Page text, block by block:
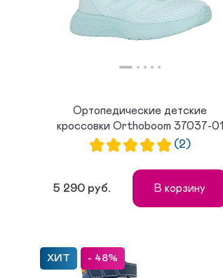
Ортопедические детские
кроссовки Orthoboom 37037-01
тиффан...
(2)
5 290 руб. В корзину
ХИТ - 48%